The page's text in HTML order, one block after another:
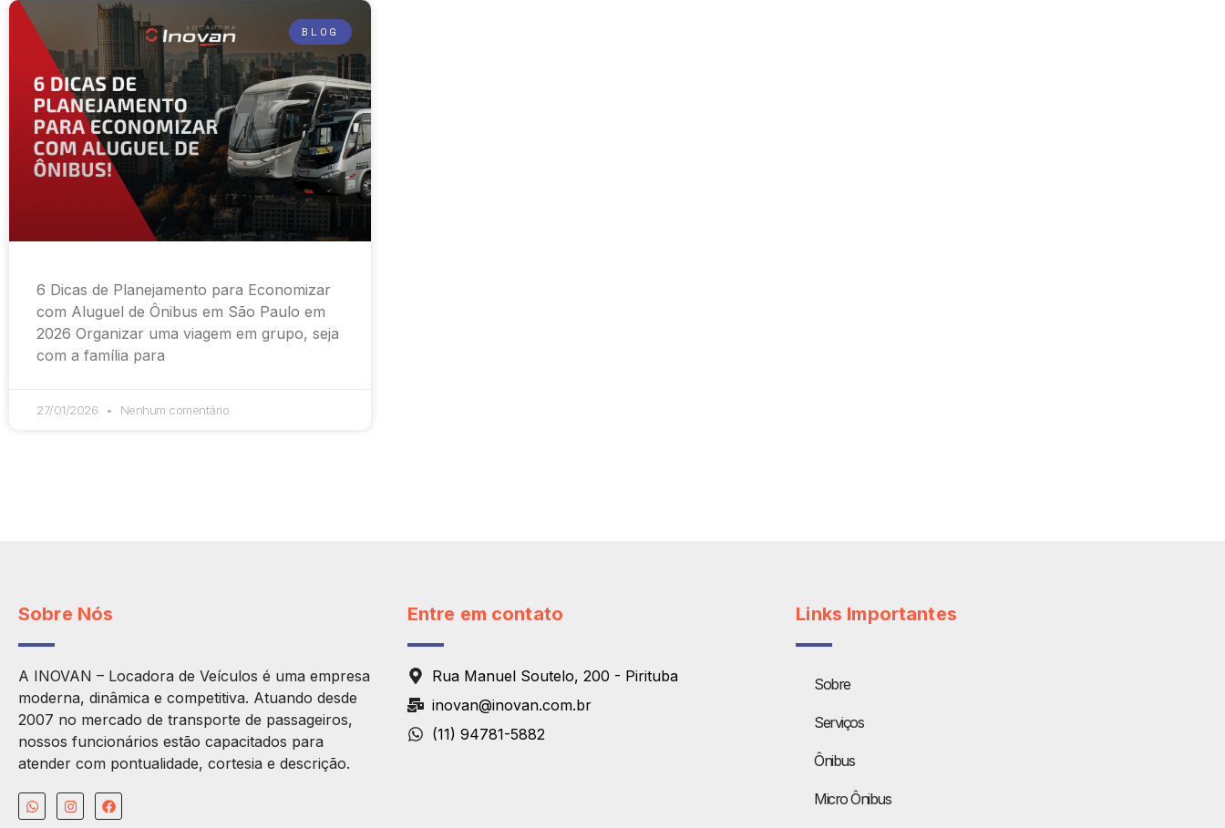
BLOG
6 Dicas de Planejamento para Economizar
com Aluguel de Ônibus em São Paulo em
2026 Organizar uma viagem em grupo, seja
com a família para
27/01/2026 Nenhum comentário
Sobre Nós
A INOVAN – Locadora de Veículos é uma empresa
moderna, dinâmica e competitiva. Atuando desde
2007 no mercado de transporte de passageiros,
nossos funcionários estão capacitados para
atender com pontualidade, cortesia e descrição.
Entre em contato
Rua Manuel Soutelo, 200 - Pirituba
inovan@inovan.com.br
(11) 94781-5882
Links Importantes
Sobre
Serviços
Ônibus
Micro Ônibus